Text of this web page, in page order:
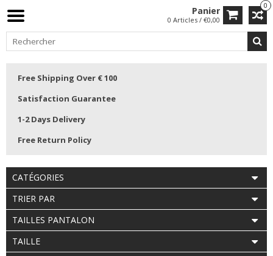
0
Panier
0 Articles / €0,00
Free Shipping Over € 100
Satisfaction Guarantee
1-2 Days Delivery
Free Return Policy
CATÉGORIES
TRIER PAR
TAILLES PANTALON
TAILLE